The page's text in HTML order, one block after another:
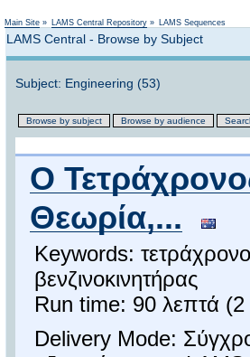
Main Site » LAMS Central Repository » LAMS Sequences
LAMS Central - Browse by Subject
Subject: Engineering (53)
Browse by subject Browse by audience
Ο
Θεωρία,...
Keywords:
βενζινοκινητήρας
Run time: 90 λεπτά (2
Delivery Mode: